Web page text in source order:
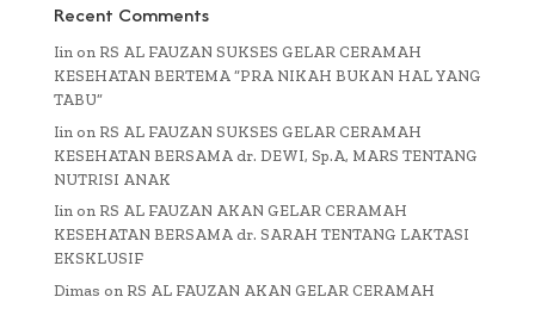
Recent Comments
Iinon RS AL FAUZAN SUKSES GELAR CERAMAH
KESEHATAN BERTEMA “PRA NIKAH BUKAN HAL YANG
TABU”
Iin on RS AL FAUZAN SUKSES GELAR CERAMAH
KESEHATAN BERSAMA dr. DEWI, Sp.A, MARS TENTANG
NUTRISI ANAK
Iinon RS AL FAUZAN AKAN GELAR CERAMAH
KESEHATAN BERSAMA dr. SARAH TENTANG LAKTASI
EKSKLUSIF
Dimas on RS AL FAUZAN AKAN GELAR CERAMAH